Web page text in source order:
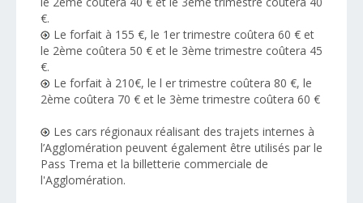
€.
Le forfait à 155 €, le 1er trimestre coûtera 60 € et
le 2ème coûtera 50 € et le 3ème trimestre coûtera 45
€.
Le forfait à 210€, le l er trimestre coûtera 80 €, le
2ème coûtera 70 € et le 3ème trimestre coûtera 60 €
Les cars régionaux réalisant des trajets internes à
l’Agglomération peuvent également être utilisés par le
Pass Trema et la billetterie commerciale de
l'Agglomération.